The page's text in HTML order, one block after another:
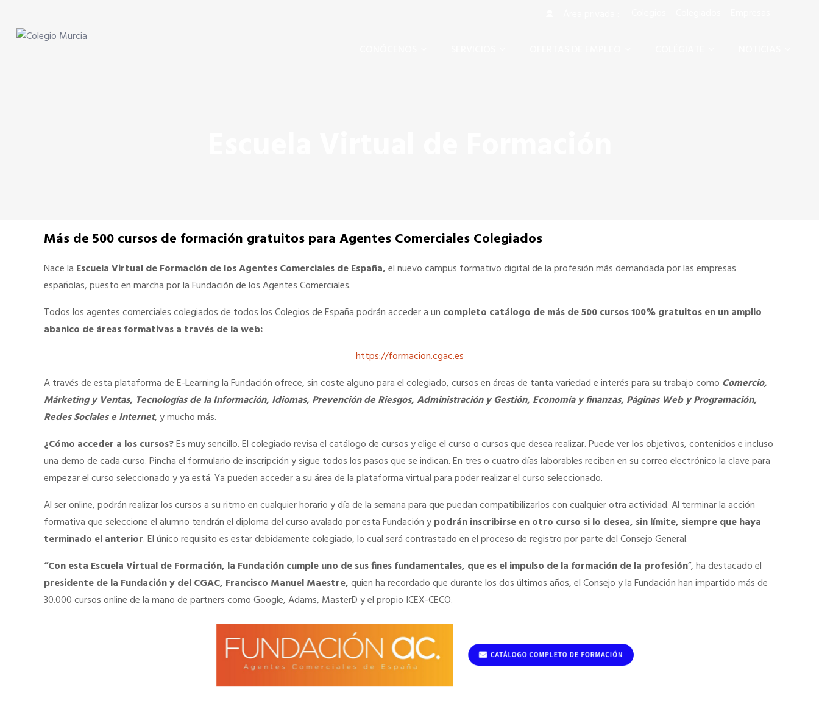
Colegio Murcia
Agentes Comerciales de Murcia
Más de 500 cursos de formación gratuitos para Agentes Comerciales Colegiados
Nace la Escuela Virtual de Formación de los Agentes Comerciales de España,el nuevo campus formativo digital de la profesión más demandada por las empresas
españolas, puesto en marcha por la Fundación de los Agentes Comerciales.
Todos los agentes comerciales colegiados de todos los Colegios de España podrán acceder a un completo catálogo de más de 500 cursos 100% gratuitos en un amplio
abanico de áreas formativas a través de la web:
https://formacion.cgac.es
A través de esta plataforma de E-Learning la Fundación ofrece, sin coste alguno para el colegiado, cursos en áreas de tanta variedad e interés para su trabajo como Comercio,
Márketing y Ventas, Tecnologías de la Información, Idiomas, Prevención de Riesgos, Administración y Gestión, Economía y finanzas, Páginas Web y Programación,
Redes Sociales e Internet, y mucho más.
¿Cómo acceder a los cursos?Es muy sencillo. El colegiado revisa el catálogo de cursos y elige el curso o cursos que desea realizar. Puede ver los objetivos, contenidos e incluso
una demo de cada curso. Pincha el formulario de inscripción y sigue todos los pasos que se indican. En tres o cuatro días laborables reciben en su correo electrónico la clave para
empezar el curso seleccionado y ya está. Ya pueden acceder a su área de la plataforma virtual para poder realizar el curso seleccionado.
Al ser online, podrán realizar los cursos a su ritmo en cualquier horario y día de la semana para que puedan compatibilizarlos con cualquier otra actividad. Al terminar la acción
formativa que seleccione el alumno tendrán el diploma del curso avalado por esta Fundación ypodrán inscribirse en otro curso si lo desea, sin límite, siempre que haya
terminado el anterior. El único requisito es estar debidamente colegiado, lo cual será contrastado en el proceso de registro por parte del Consejo General.
“Con esta Escuela Virtual de Formación, la Fundación cumple uno de sus fines fundamentales, que es el impulso de la formación de la profesión”, ha destacado el
presidente de la Fundación y del CGAC, Francisco Manuel Maestre,quien ha recordado que durante los dos últimos años, el Consejo y la Fundación han impartido más de
30.000 cursos online de la mano de partners como Google, Adams, MasterD y el propio ICEX-CECO.